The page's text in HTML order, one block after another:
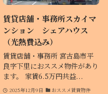
賃貸店舗・事務所スカイマ
ンション シェアハウス
（光熱費込み）
賃貸店舗・事務所 宮古島市平
良字下里におススメ物件があり
ます。 家賃6.5万円共益...
2025年12月9日 おススメ賃貸物件